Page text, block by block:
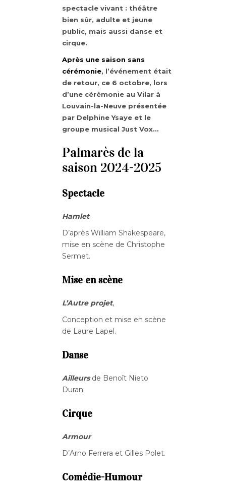
spectacle vivant : théâtre
bien sûr, adulte et jeune
public, mais aussi danse et
cirque.
Après une saison sans
cérémonie, l’événement était
de retour, ce 6 octobre, lors
d’une cérémonie au Vilar à
Louvain-la-Neuve présentée
par Delphine Ysaye et le
groupe musical Just Vox…
Palmarès de la
saison 2024-2025
Spectacle
Hamlet
D’après William Shakespeare,
mise en scène de Christophe
Sermet.
Mise en scène
L’Autre projet,
Conception et mise en scène
de Laure Lapel.
Danse
Ailleursde Benoît Nieto
Duran.
Cirque
Armour
D’Arno Ferrera et Gilles Polet.
Comédie-Humour